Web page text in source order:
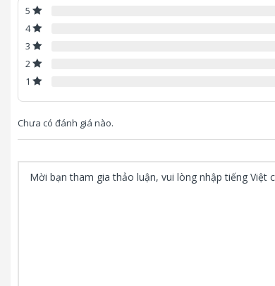
5
4
3
2
1
Chưa có đánh giá nào.